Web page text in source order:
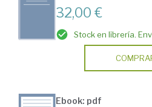
32,00 €
Stock en librería.
Ebook: pdf